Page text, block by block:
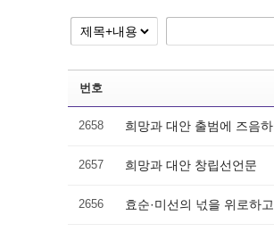
번호
2658 희망과 대안 출범에 즈음
2657 희망과 대안 창립선언문
2656 효순·미선의 넋을 위로하